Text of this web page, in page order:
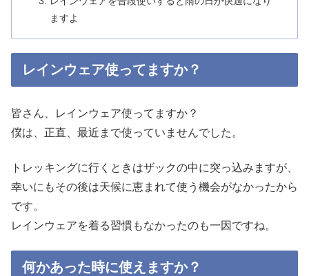
ますよ
レインウェア使ってますか？
皆さん、レインウェア使ってますか？
僕は、正直、最近まで使っていませんでした。
トレッキングに行くときはザックの中に突っ込みますが、
幸いにもその後は天候に恵まれて使う機会がなかったから
です。
レインウェアを着る習慣もなかったのも一因ですね。
何かあった時に使えますか？